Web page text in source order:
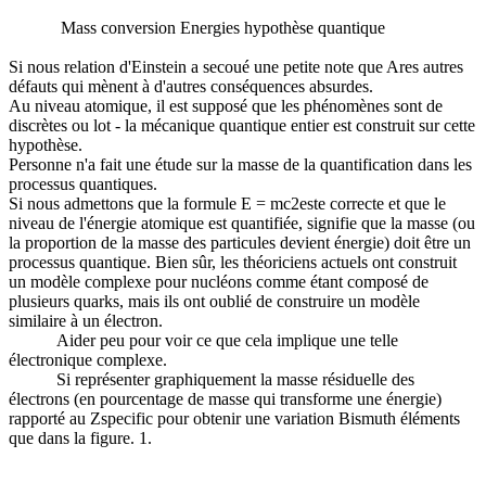
Mass conversion Energies hypothèse quantique
Si nous relation d'Einstein a secoué une petite note que Ares autres
défauts qui mènent à d'autres conséquences absurdes.
Au niveau atomique, il est supposé que les phénomènes sont de
discrètes ou lot - la mécanique quantique entier est construit sur cette
hypothèse.
Personne n'a fait une étude sur la masse de la quantification dans les
processus quantiques.
Si nous admettons que la formule E = mc2este correcte et que le
niveau de l'énergie atomique est quantifiée, signifie que la masse (ou
la proportion de la masse des particules devient énergie) doit être un
processus quantique. Bien sûr, les théoriciens actuels ont construit
un modèle complexe pour nucléons comme étant composé de
plusieurs quarks, mais ils ont oublié de construire un modèle
similaire à un électron.
Aider peu pour voir ce que cela implique une telle
électronique complexe.
Si représenter graphiquement la masse résiduelle des
électrons (en pourcentage de masse qui transforme une énergie)
rapporté au Zspecific pour obtenir une variation Bismuth éléments
que dans la figure. 1.